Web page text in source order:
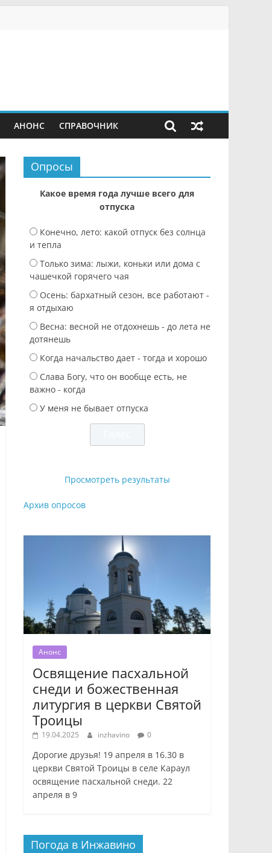
АНОНС СПРАВОЧНИК
Опросы
Какое время года лучше всего для
отпуска
Конечно, лето: какой отпуск без солнца
и тепла
Только зима: лыжи, коньки или дома с
чашечкой горячего чая
Осень: бархатный сезон, все работают -
я отдыхаю
Весна: весной не отдохнешь - до лета не
дотянешь
Когда начальство дает - тогда и хорошо
Слава Богу, что он вообще есть, не
важно - когда
У меня не бывает отпуска
Просмотреть результаты
Архив опросов
Анонс
Освящение пасхальной
снеди и божественная
литургия в церкви Святой
Троицы
19.04.2025 inzhavino 0
Дорогие друзья! 19 апреля в 16.30 в
церкви Святой Троицы в селе Караул
освящение пасхальной снеди. 22
апреля в 9
Погода в Инжавино